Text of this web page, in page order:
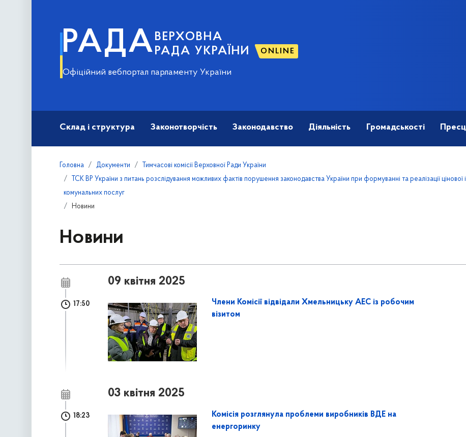
РАДА ВЕРХОВНА
РАДА УКРАЇНИ
ONLINE
Офіційний вебпортал парламенту України
Склад і структура Законотворчість Законодавство Діяльність Громадськості
Головна Документи
Тимчасові комісії Верховної Ради України
ТСК ВР України з питань розслідування можливих фактів порушення законодавства України при формуванні та реалізації
комунальних послуг
Новини
Новини
09 квітня 2025
17:50
Члени Комісії відвідали Хмельницьку АЕС із робочим
візитом
03 квітня 2025
18:23
Комісія розглянула проблеми виробників ВДЕ на
енергоринку